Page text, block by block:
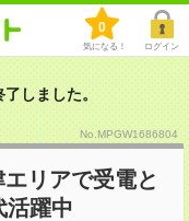
0
気になる！ ログイン
しました。
No.MPGW1686804
リアで受電と
活躍中